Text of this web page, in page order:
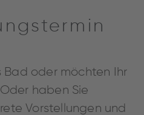
Bad oder möchten Ihr
Oder haben Sie
Vorstellungen und